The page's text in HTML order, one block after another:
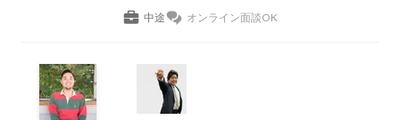
中途 オンライン面談OK